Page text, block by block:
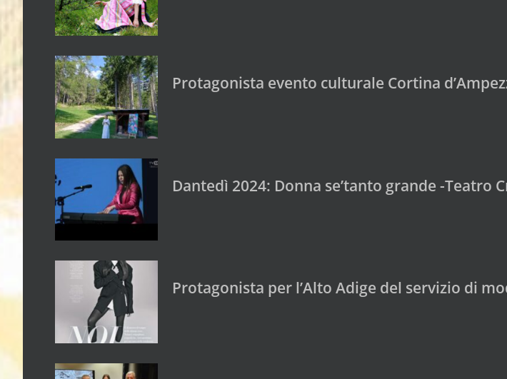
Protagonista evento culturale Cortina
Dantedì 2024: Donna se’tanto grande -Teatro
Protagonista per l’Alto Adige del servizio di